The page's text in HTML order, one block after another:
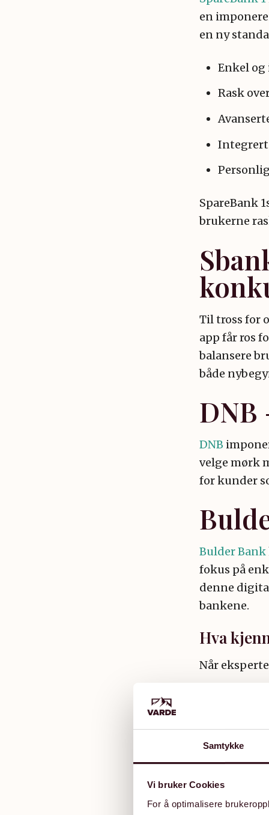
Samtykke
Vi bruker Cookies
For å optimalisere
en
en ny
Enkel
Rask
SpareBank
brukerne
Til tross for
app får ros
balansere
både
DNB
DNB
velge mørk
for kunder
Bulder Bank
fokus på
denne
bankene.
Hva
Når